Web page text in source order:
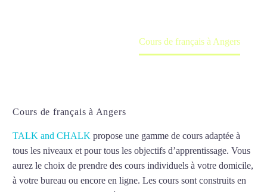
Cours de français à Angers
Cours de français à Angers
TALK and CHALK propose une gamme de cours adaptée à
tous les niveaux et pour tous les objectifs d’apprentissage. Vous
aurez le choix de prendre des cours individuels à votre domicile,
à votre bureau ou encore en ligne. Les cours sont construits en